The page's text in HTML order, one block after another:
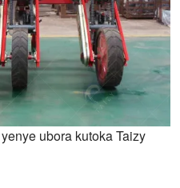
ubora kutoka Taizy